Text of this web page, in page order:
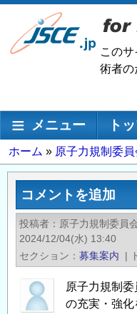
メ
ン
移
この
術者の
メインナビゲーション
メニュー ト
パ
ン
ず
ホーム 原子力規制委
コメントを追加
投稿者 原子力規制委員
2024/12/04(水) 13:40
セクション
募集案内 |
原子力規制
の充実・強